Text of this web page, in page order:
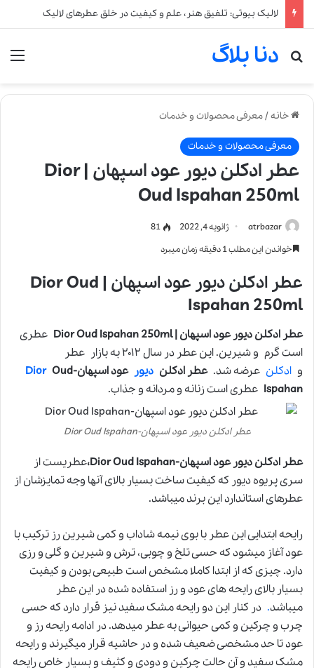
لالیک بیوتی: تلفیق هنر، علم و کیفیت در خلق عطرهای لالیک
دنا بلاگ
جستجو برای
خانه/معرفی محصولات و خدمات
معرفی محصولات و خدمات
عطر ادکلن دیور عود اسپهان | Dior
Oud Ispahan 250ml
atrbazar ژانویه 4, 2022
81
خواندن این مطلب 1 دقیقه زمان میبرد
عطر ادکلن دیور عود اسپهان | Dior Oud
Ispahan 250ml
عطر ادکلن دیور عود اسپهان | Dior Oud Ispahan 250ml
عطری
است گرم و شیرین. این عطر در سال ۲۰۱۲ به بازار عطر
و ادکلن عرضه شد.عطر ادکلن دیور عود اسپهان- DiorOud
Ispahan عطری است زنانه و مردانه و جذاب.
عطر ادکلن دیور عود اسپهان-Dior Oud Ispahan
عطر ادکلن دیور عود اسپهان-Dior Oud Ispahan،
عطریست از
سری پریوه دیور که کیفیت ساخت بسیار بالای آنها وجه تمایزشان از
عطرهای استاندارد این برند میباشد.
رایحه ابتدایی این عطر با بوی نیمه شاداب و کمی شیرین رز ترکیب با
عود آغاز میشود که حسی تلخ و چوبی، ترش و شیرین و گلی و رزی
دارد. چیزی که از ابتدا کاملا مشخص است طبیعی بودن و کیفیت
بسیار بالای رایحه های عود و رز استفاده شده در این عطر
میباشد. در کنار این دو رایحه مشک سفید نیز قرار دارد که حسی
چرب و چرکین و کمی حیوانی به عطر میدهد. در ادامه رایحه رز و
عود تا حد مشخصی ضعیف شده و در حاشیه قرار میگیرند و رایحه
مشک سفید و آن حالت چرکین و دودی و کثیف و بسیار خاص رایحه